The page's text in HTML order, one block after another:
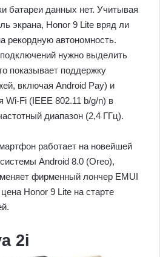
батареи данных нет. Учитывая
экрана, Honor 9 Lite вряд ли
рекордную автономность.
нужно выделить
показывает поддержку
включая Android Pay) и
Wi-Fi (IEEE 802.11 b/g/n) в
диапазон (2,4 ГГц).
работает на новейшей
Android 8.0 (Oreo),
фирменный лончер EMUI
Honor 9 Lite на старте
2i